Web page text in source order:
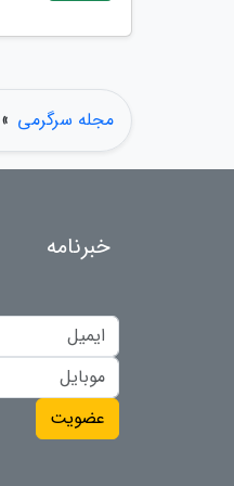
مجله سرگرمی »
خبرنامه
عضویت